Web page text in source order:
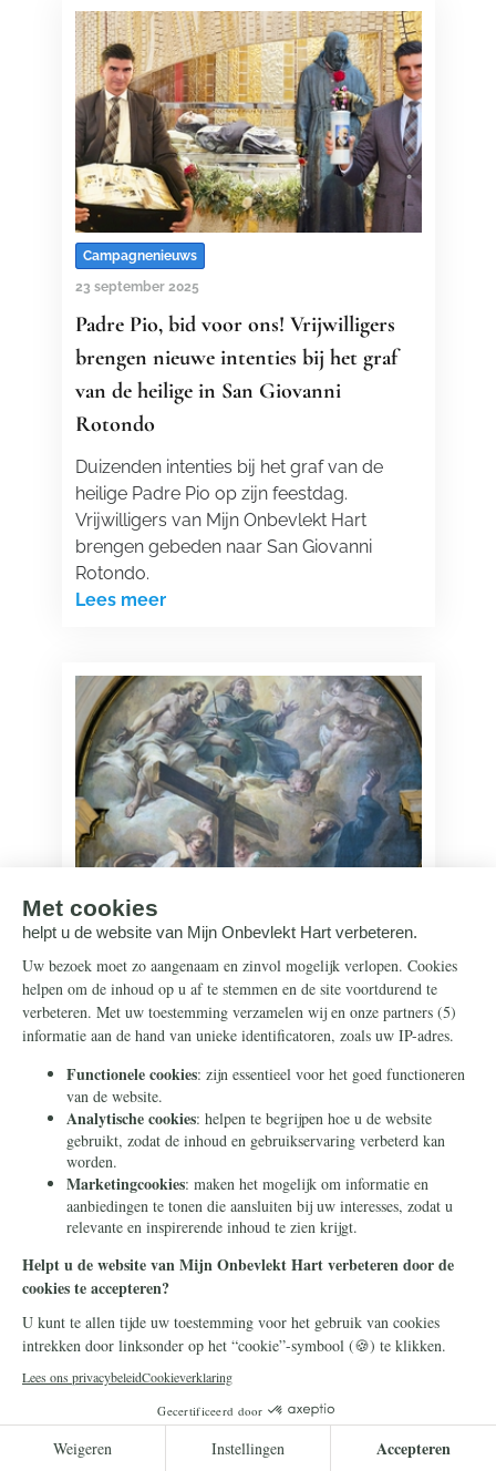
Campagnenieuws
23 september 2025
Padre Pio, bid voor ons! Vrijwilligers
brengen nieuwe intenties bij het graf
van de heilige in San Giovanni
Rotondo
Duizenden intenties bij het graf van de
heilige Padre Pio op zijn feestdag.
Vrijwilligers van Mijn Onbevlekt Hart
brengen gebeden naar San Giovanni
Rotondo.
Lees meer
Heiligen
De "vliegende frater": Sint-Jozef van
Cupertino
Zijn medebroeders in het klooster
noemden hem Broeder Ezel. De Kerk viert
zijn feestdag op 18 september. Zijn leven
bevat een les voor iedereen.
Lees meer